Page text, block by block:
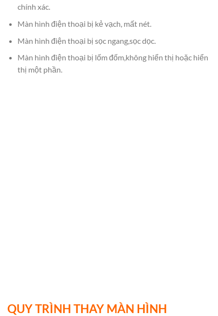
chính xác.
Màn hình điện thoại bị kẻ vạch, mất nét.
Màn hình điện thoại bị sọc ngang,sọc dọc.
Màn hình điện thoại bị lốm đốm,không hiển thị hoặc hiển
thị một phần.
QUY TRÌNH THAY MÀN HÌNH